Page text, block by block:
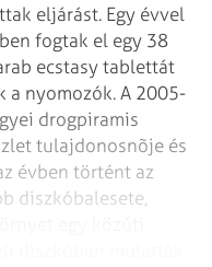
eljárást. Egy évvel
fogtak el egy 38
ecstasy tablettát
a nyomozók. A 2005-
drogpiramis
tulajdonosnõje és
évben történt az
diszkóbalesete,